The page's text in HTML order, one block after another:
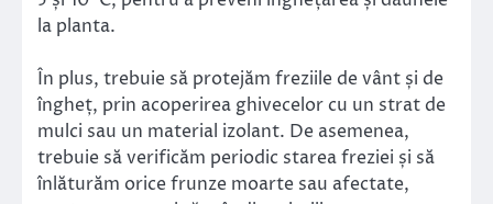
la planta.
În plus, trebuie să protejăm freziile de vânt și de
îngheț, prin acoperirea ghivecelor cu un strat de
mulci sau un material izolant. De asemenea,
trebuie să verificăm periodic starea freziei și să
înlăturăm orice frunze moarte sau afectate,